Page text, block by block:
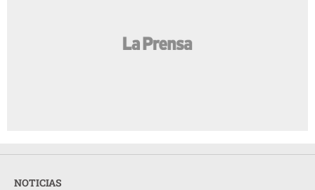
NOTICIAS